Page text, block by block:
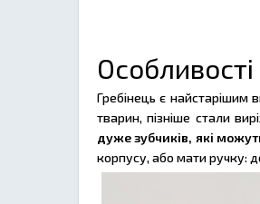
Особливості
Гребінець є найстарішим
тварин, пізніше стали
дуже зубчиків, які
корпусу, або мати ручку: